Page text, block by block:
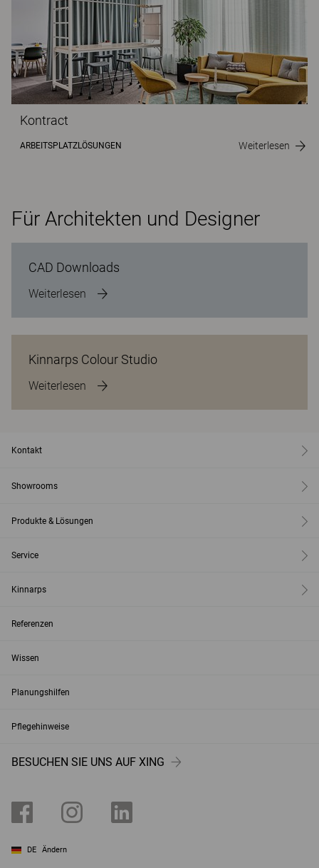
Kontract
ARBEITSPLATZLÖSUNGEN Weiterlesen
Für Architekten und Designer
CAD Downloads
Weiterlesen
Kinnarps Colour Studio
Weiterlesen
Kontakt
Showrooms
Produkte & Lösungen
Service
Kinnarps
Referenzen
Wissen
Planungshilfen
Pflegehinweise
BESUCHEN SIE UNS AUF XING
DE Ändern